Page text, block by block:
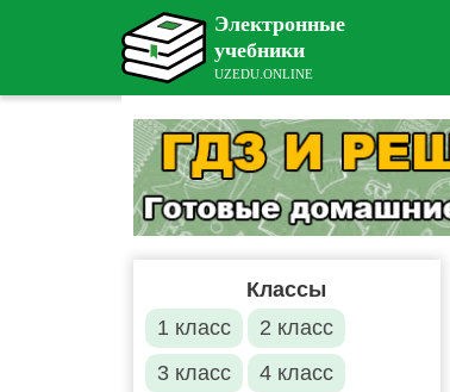
Классы
1 класс
2 класс
3 класс
4 класс